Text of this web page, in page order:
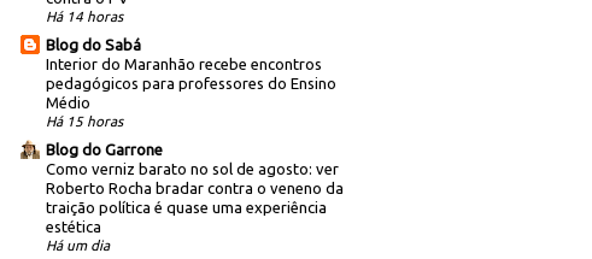
Há 14 horas
Blog do Sabá
Interior do Maranhão recebe encontros
pedagógicos para professores do Ensino
Médio
Há 15 horas
Blog do Garrone
Como verniz barato no sol de agosto: ver
Roberto Rocha bradar contra o veneno da
traição política é quase uma experiência
estética
Há um dia